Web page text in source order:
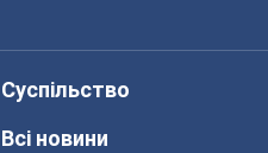
Суспільство
Всі новини